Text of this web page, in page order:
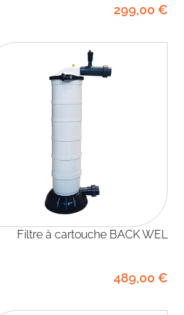
299,00 €
Filtre à cartouche BACK WEL
489,00 €